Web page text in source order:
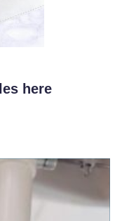
here